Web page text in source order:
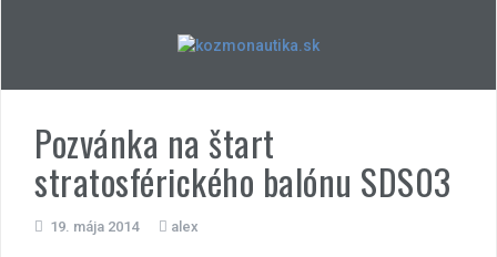
Pozvánka na štart
stratosférického balónu SDS03
19. mája 2014 alex